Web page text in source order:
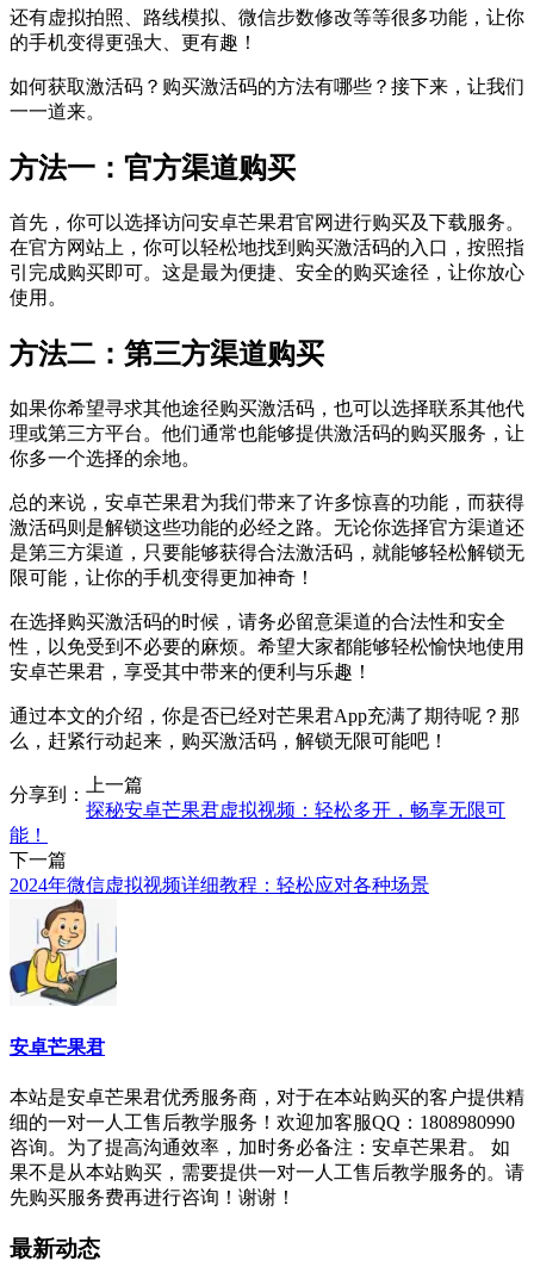
还有虚拟拍照、路线模拟、微信步数修改等等很多功能，让你
的手机变得更强大、更有趣！
如何获取激活码？购买激活码的方法有哪些？接下来，让我们
一一道来。
方法一：官方渠道购买
首先，你可以选择访问安卓芒果君官网进行购买及下载服务。
在官方网站上，你可以轻松地找到购买激活码的入口，按照指
引完成购买即可。这是最为便捷、安全的购买途径，让你放心
使用。
方法二：第三方渠道购买
如果你希望寻求其他途径购买激活码，也可以选择联系其他代
理或第三方平台。他们通常也能够提供激活码的购买服务，让
你多一个选择的余地。
总的来说，安卓芒果君为我们带来了许多惊喜的功能，而获得
激活码则是解锁这些功能的必经之路。无论你选择官方渠道还
是第三方渠道，只要能够获得合法激活码，就能够轻松解锁无
限可能，让你的手机变得更加神奇！
在选择购买激活码的时候，请务必留意渠道的合法性和安全
性，以免受到不必要的麻烦。希望大家都能够轻松愉快地使用
安卓芒果君，享受其中带来的便利与乐趣！
通过本文的介绍，你是否已经对芒果君App充满了期待呢？那
么，赶紧行动起来，购买激活码，解锁无限可能吧！
分享到：
上一篇
探秘安卓芒果君虚拟视频：轻松多开，畅享无限可
能！
下一篇
2024年微信虚拟视频详细教程：轻松应对各种场景
安卓芒果君
本站是安卓芒果君优秀服务商，对于在本站购买的客户提供精
细的一对一人工售后教学服务！欢迎加客服QQ：1808980990
咨询。为了提高沟通效率，加时务必备注：安卓芒果君。 如
果不是从本站购买，需要提供一对一人工售后教学服务的。请
先购买服务费再进行咨询！谢谢！
最新动态